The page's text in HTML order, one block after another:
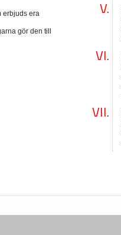
erbjuds era
gör den till